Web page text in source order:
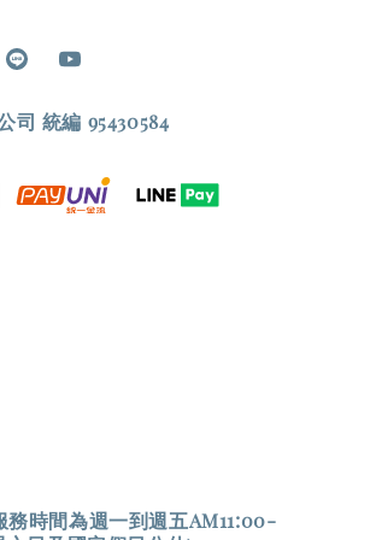
司 統編 95430584
務時間為週一到週五AM11:00-